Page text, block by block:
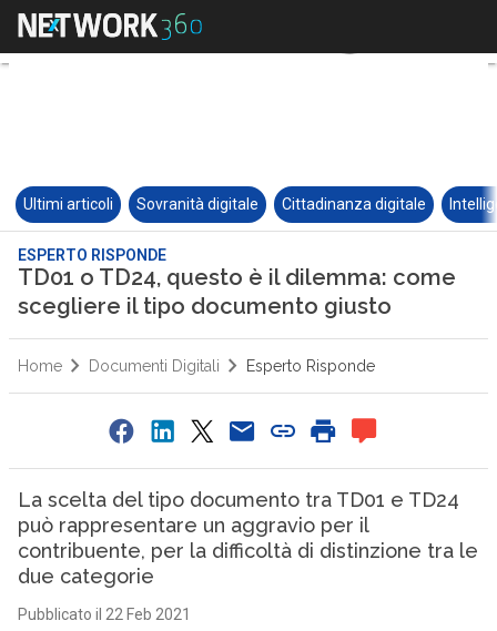
Ultimi articoli Sovranità digitale Cittadinanza digitale
ESPERTO RISPONDE
TD01 o TD24, questo è il dilemma: come
scegliere il tipo documento giusto
Home Documenti Digitali Esperto Risponde
La scelta del tipo documento tra TD01 e TD24
può rappresentare un aggravio per il
contribuente, per la difficoltà di distinzione tra le
due categorie
Pubblicato il 22 Feb 2021